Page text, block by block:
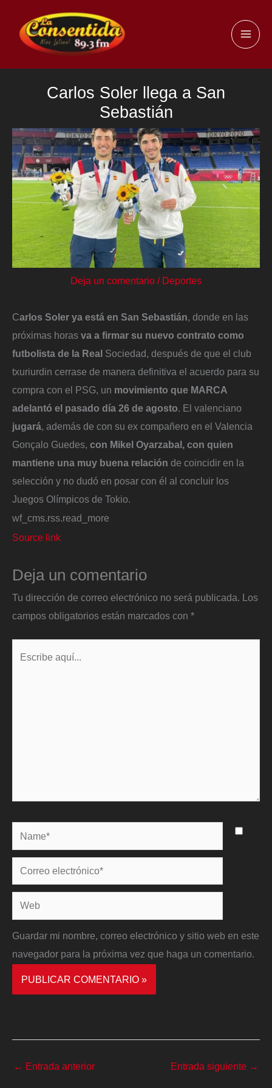
contenido
Carlos Soler llega a San
Sebastián
Deja un comentario / Deportes
Carlos Soler ya está en San Sebastián, donde en las
próximas horas va a firmar su nuevo contrato como
futbolista de la Real Sociedad, después de que el club
txuriurdin cerrase de manera definitiva el acuerdo para su
compra con el PSG, un movimiento que MARCA
adelantó el pasado día 26 de agosto. El valenciano
jugará, además de con su ex compañero en el Valencia
Gonçalo Guedes, con Mikel Oyarzabal, con quien
mantiene una muy buena relación de coincidir en la
selección y no dudó en posar con él al concluir los
Juegos Olímpicos de Tokio.
wf_cms.rss.read_more
Source link
Deja un comentario
Tu dirección de correo electrónico no será publicada. Los
campos obligatorios están marcados con *
Name*
Correo
electrónico*
Web
Guardar mi nombre, correo electrónico y sitio web en este
navegador para la próxima vez que haga un comentario.
← Entrada anterior Entrada siguiente →